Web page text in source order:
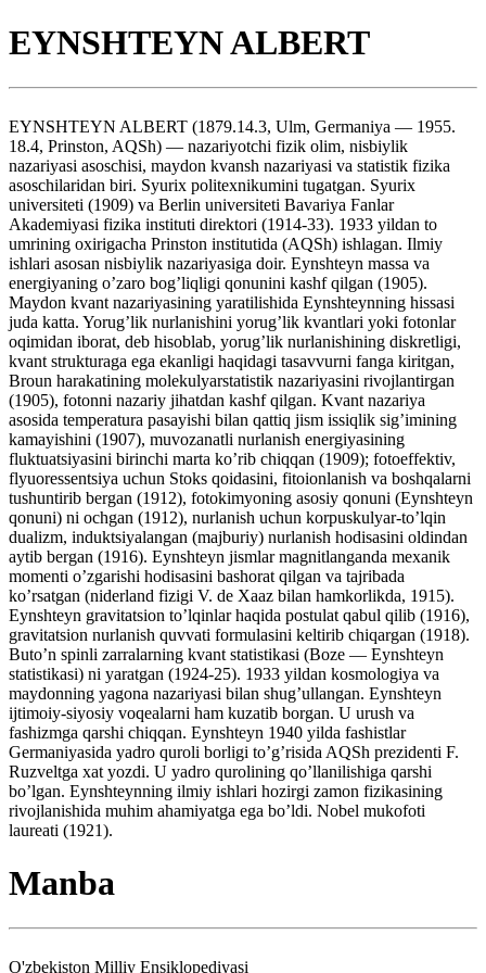
EYNSHTEYN ALBERT
EYNSHTEYN ALBERT (1879.14.3, Ulm, Germaniya — 1955.
18.4, Prinston, AQSh) — nazariyotchi fizik olim, nisbiylik
nazariyasi asoschisi, maydon kvansh nazariyasi va statistik fizika
asoschilaridan biri. Syurix politexnikumini tugatgan. Syurix
universiteti (1909) va Berlin universiteti Bavariya Fanlar
Akademiyasi fizika instituti direktori (1914-33). 1933 yildan to
umrining oxirigacha Prinston institutida (AQSh) ishlagan. Ilmiy
ishlari asosan nisbiylik nazariyasiga doir. Eynshteyn massa va
energiyaning o’zaro bog’liqligi qonunini kashf qilgan (1905).
Maydon kvant nazariyasining yaratilishida Eynshteynning hissasi
juda katta. Yorug’lik nurlanishini yorug’lik kvantlari yoki fotonlar
oqimidan iborat, deb hisoblab, yorug’lik nurlanishining diskretligi,
kvant strukturaga ega ekanligi haqidagi tasavvurni fanga kiritgan,
Broun harakatining molekulyarstatistik nazariyasini rivojlantirgan
(1905), fotonni nazariy jihatdan kashf qilgan. Kvant nazariya
asosida temperatura pasayishi bilan qattiq jism issiqlik sig’imining
kamayishini (1907), muvozanatli nurlanish energiyasining
fluktuatsiyasini birinchi marta ko’rib chiqqan (1909); fotoeffektiv,
flyuoressentsiya uchun Stoks qoidasini, fitoionlanish va boshqalarni
tushuntirib bergan (1912), fotokimyoning asosiy qonuni (Eynshteyn
qonuni) ni ochgan (1912), nurlanish uchun korpuskulyar-to’lqin
dualizm, induktsiyalangan (majburiy) nurlanish hodisasini oldindan
aytib bergan (1916). Eynshteyn jismlar magnitlanganda mexanik
momenti o’zgarishi hodisasini bashorat qilgan va tajribada
ko’rsatgan (niderland fizigi V. de Xaaz bilan hamkorlikda, 1915).
Eynshteyn gravitatsion to’lqinlar haqida postulat qabul qilib (1916),
gravitatsion nurlanish quvvati formulasini keltirib chiqargan (1918).
Buto’n spinli zarralarning kvant statistikasi (Boze — Eynshteyn
statistikasi) ni yaratgan (1924-25). 1933 yildan kosmologiya va
maydonning yagona nazariyasi bilan shug’ullangan. Eynshteyn
ijtimoiy-siyosiy voqealarni ham kuzatib borgan. U urush va
fashizmga qarshi chiqqan. Eynshteyn 1940 yilda fashistlar
Germaniyasida yadro quroli borligi to’g’risida AQSh prezidenti F.
Ruzveltga xat yozdi. U yadro qurolining qo’llanilishiga qarshi
bo’lgan. Eynshteynning ilmiy ishlari hozirgi zamon fizikasining
rivojlanishida muhim ahamiyatga ega bo’ldi. Nobel mukofoti
laureati (1921).
Manba
O'zbekiston Milliy Ensiklopediyasi